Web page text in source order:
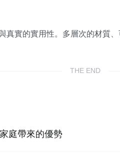
真實的實用性。多層次的材質
THE END
庭帶來的優勢